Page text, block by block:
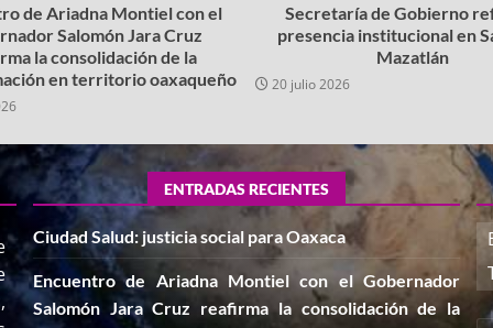
de Ariadna Montiel con el
Salomón Jara Cruz
la consolidación de la
en territorio oaxaqueño
Secretaría de Gobierno
presencia institucional en
Mazatlán
20 julio 2026
ENTRADAS RECIENTES
Ciudad Salud: justicia social para Oaxaca
Encuentro de Ariadna Montiel con el Gobernador
Salomón Jara Cruz reafirma la consolidación de la